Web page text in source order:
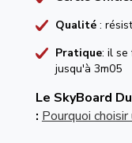
Qualité :
Pratique: il se
jusqu'à 3m05
Le SkyBoard
: Pourquoi